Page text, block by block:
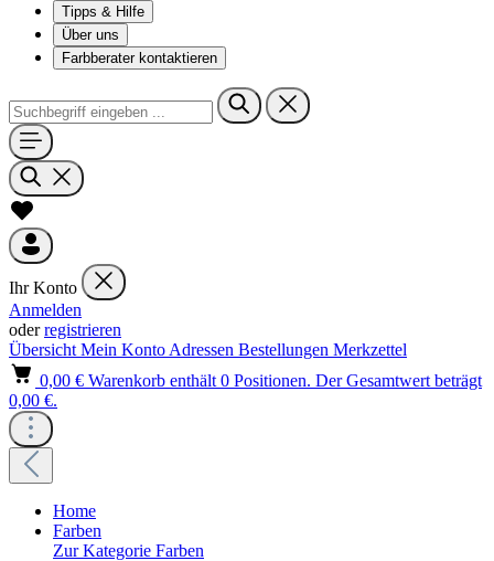
Tipps & Hilfe
Über uns
Farbberater kontaktieren
Ihr Konto
Anmelden
oderregistrieren
Übersicht Mein Konto Adressen Bestellungen Merkzettel
0,00 € Warenkorb enthält 0 Positionen. Der Gesamtwert beträgt
0,00 €.
Home
Farben
Zur Kategorie Farben